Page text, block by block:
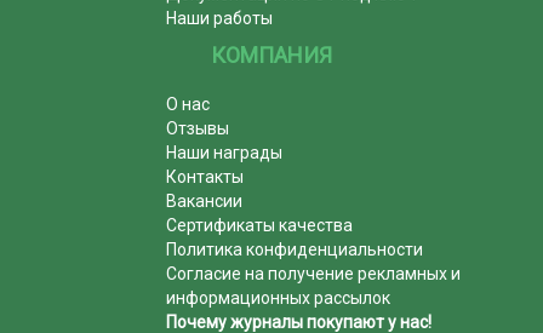
Наши работы
КОМПАНИЯ
О нас
Отзывы
Наши награды
Контакты
Вакансии
Сертификаты качества
Политика конфиденциальности
Согласие на получение рекламных и
информационных рассылок
Почему журналы покупают у нас!